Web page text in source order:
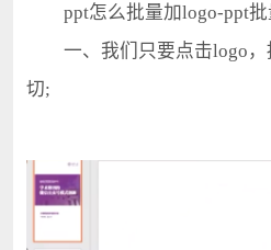
ppt怎么批量加logo-ppt批
一、我们只要点击logo，
切;